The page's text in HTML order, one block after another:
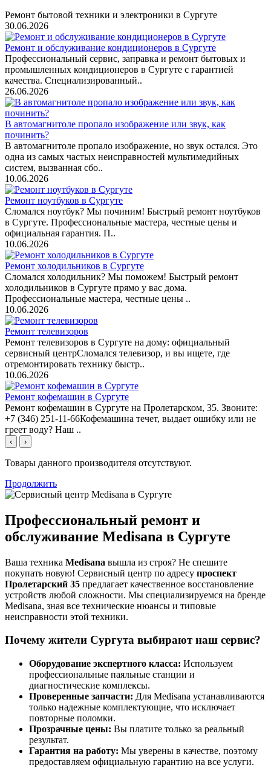
Ремонт бытовой техники и электроники в Сургуте
30.06.2026
Ремонт и обслуживание кондиционеров в Сургуте
Профессиональный сервис, заправка и ремонт бытовых и
промышленных кондиционеров в Сургуте с гарантией
качества. Специализированный..
26.06.2026
В автомагнитоле пропало изображение или звук, как
починить?
В автомагнитоле пропало изображение, но звук остался. Это
одна из самых частых неисправностей мультимедийных
систем, вызванная сбо..
10.06.2026
Ремонт ноутбуков в Сургуте
Сломался ноутбук? Мы починим! Быстрый ремонт ноутбуков
в Сургуте. Профессиональные мастера, честные цены и
официальная гарантия. П..
10.06.2026
Ремонт холодильников в Сургуте
Сломался холодильник? Мы поможем! Быстрый ремонт
холодильников в Сургуте прямо у вас дома.
Профессиональные мастера, честные цены ..
10.06.2026
Ремонт телевизоров
Ремонт телевизоров в Сургуте на дому: официальный
сервисный центрСломался телевизор, и вы ищете, где
отремонтировать технику быстр..
10.06.2026
Ремонт кофемашин в Сургуте
Ремонт кофемашин в Сургуте на Пролетарском, 35. Звоните:
+7 (346) 251-11-66Кофемашина течет, выдает ошибку или не
греет воду? Наш ..
‹ ›
Товары данного производителя отсутствуют.
Продолжить
Профессиональный ремонт и
обслуживание Medisana в Сургуте
Ваша техника Medisana вышла из строя? Не спешите
покупать новую! Сервисный центр по адресу проспект
Пролетарский 35 предлагает качественное восстановление
устройств любой сложности. Мы специализируемся на бренде
Medisana, зная все технические нюансы и типовые
неисправности этой техники.
Почему жители Сургута выбирают наш сервис?
Оборудование экспертного класса: Используем
профессиональные паяльные станции и
диагностические комплексы.
Проверенные запчасти: Для Medisana устанавливаются
только надежные комплектующие, что исключает
повторные поломки.
Прозрачные цены: Вы платите только за реальный
результат.
Гарантия на работу: Мы уверены в качестве, поэтому
предоставляем официальную гарантию на все услуги.